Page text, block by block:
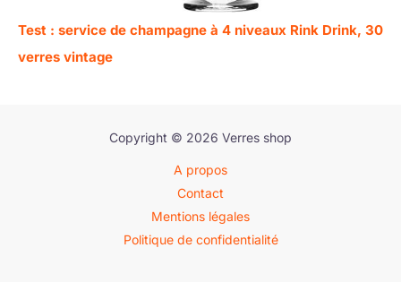
Test : service de champagne à 4 niveaux Rink Drink, 30
verres vintage
Copyright © 2026 Verres shop
A propos
Contact
Mentions légales
Politique de confidentialité